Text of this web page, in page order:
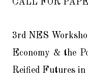
CALL FOR
3rd NES
Economy & the
Reified Futures